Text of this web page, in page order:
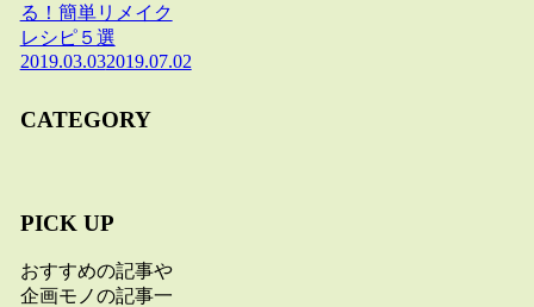
る！簡単リメイク
レシピ５選
2019.03.032019.07.02
CATEGORY
PICK UP
おすすめの記事や
企画モノの記事一